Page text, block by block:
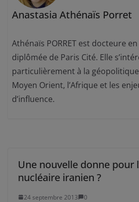
Anastasia Athénaïs Porret
Athénaïs PORRET est docteure
diplômée de Paris Cité. Elle
particulièrement à la
Moyen Orient, l’Afrique et les
d’influence.
Une nouvelle donne pour
nucléaire iranien ?
24 septembre 2013 0